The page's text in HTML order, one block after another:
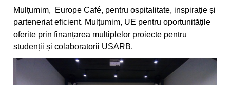
Mulțumim, Europe Café, pentru ospitalitate, inspirație și
parteneriat eficient. Mulțumim, UE pentru oportunitățile
oferite prin finanțarea multiplelor proiecte pentru
studenții și colaboratorii USARB.